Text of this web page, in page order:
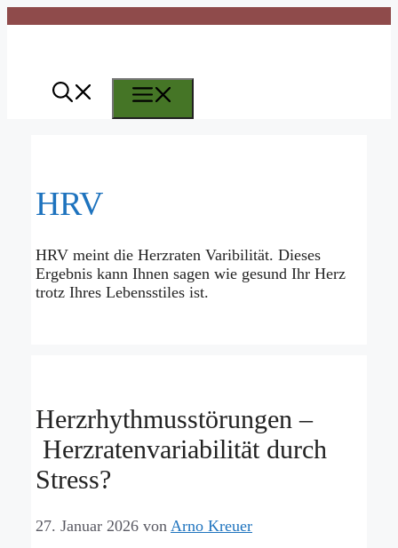
HRV
HRV meint die Herzraten Varibilität. Dieses
Ergebnis kann Ihnen sagen wie gesund Ihr Herz
trotz Ihres Lebensstiles ist.
Herzrhythmusstörungen –
Herzratenvariabilität durch
Stress?
27. Januar 2026 von Arno Kreuer